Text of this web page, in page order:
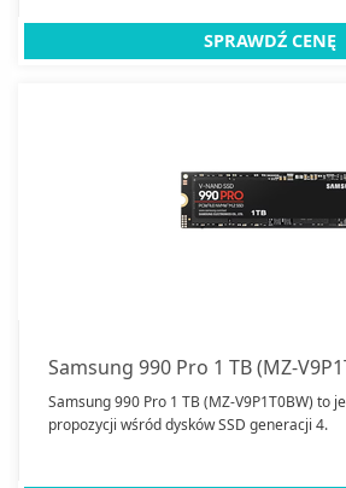
SPRAWDŹ CENĘ
Samsung 990 Pro 1 TB (MZ-
Samsung 990 Pro 1 TB (MZ-V9P1T0BW) to
propozycji wśród dysków SSD generacji 4.